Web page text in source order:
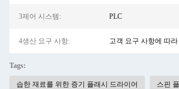
3제어 시스템: PLC
4생산 요구 사항: 고객 요구 사항에 따라
Tags:
습한 재료를 위한 증기 플래시 드라이어 스핀